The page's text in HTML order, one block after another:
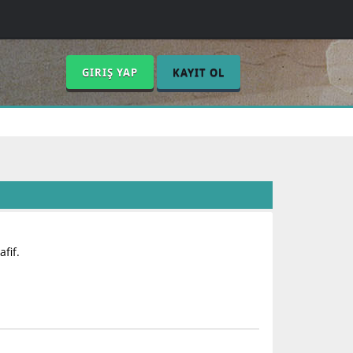
GIRIŞ YAP KAYIT OL